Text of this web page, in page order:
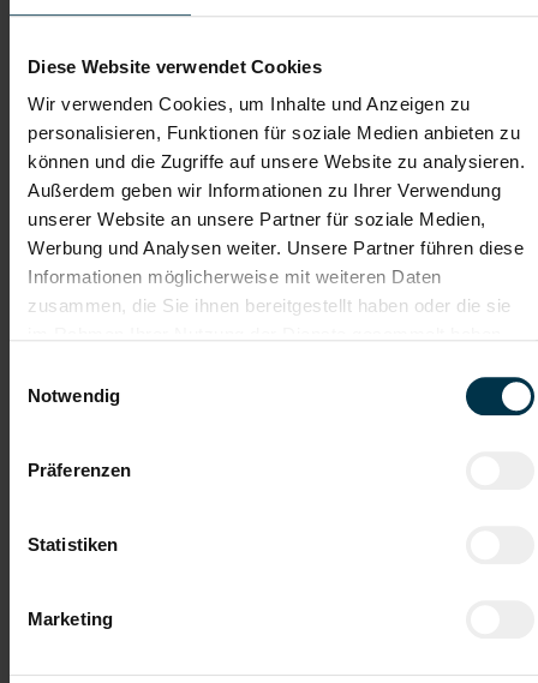
Diese Website verwendet Cookies
Wir verwenden Cookies, um Inhalte und Anzeigen zu
personalisieren, Funktionen für soziale Medien anbieten zu
können und die Zugriffe auf unsere Website zu analysieren.
Außerdem geben wir Informationen zu Ihrer Verwendung
unserer Website an unsere Partner für soziale Medien,
Werbung und Analysen weiter. Unsere Partner führen diese
Informationen möglicherweise mit weiteren Daten
zusammen, die Sie ihnen bereitgestellt haben oder die sie
Notwendig
Präferenzen
Statistiken
Marketing
Lebenslauf
Bewerbungsschreiben
Empfehlungschreiben / Zeugnisse
Datei 4